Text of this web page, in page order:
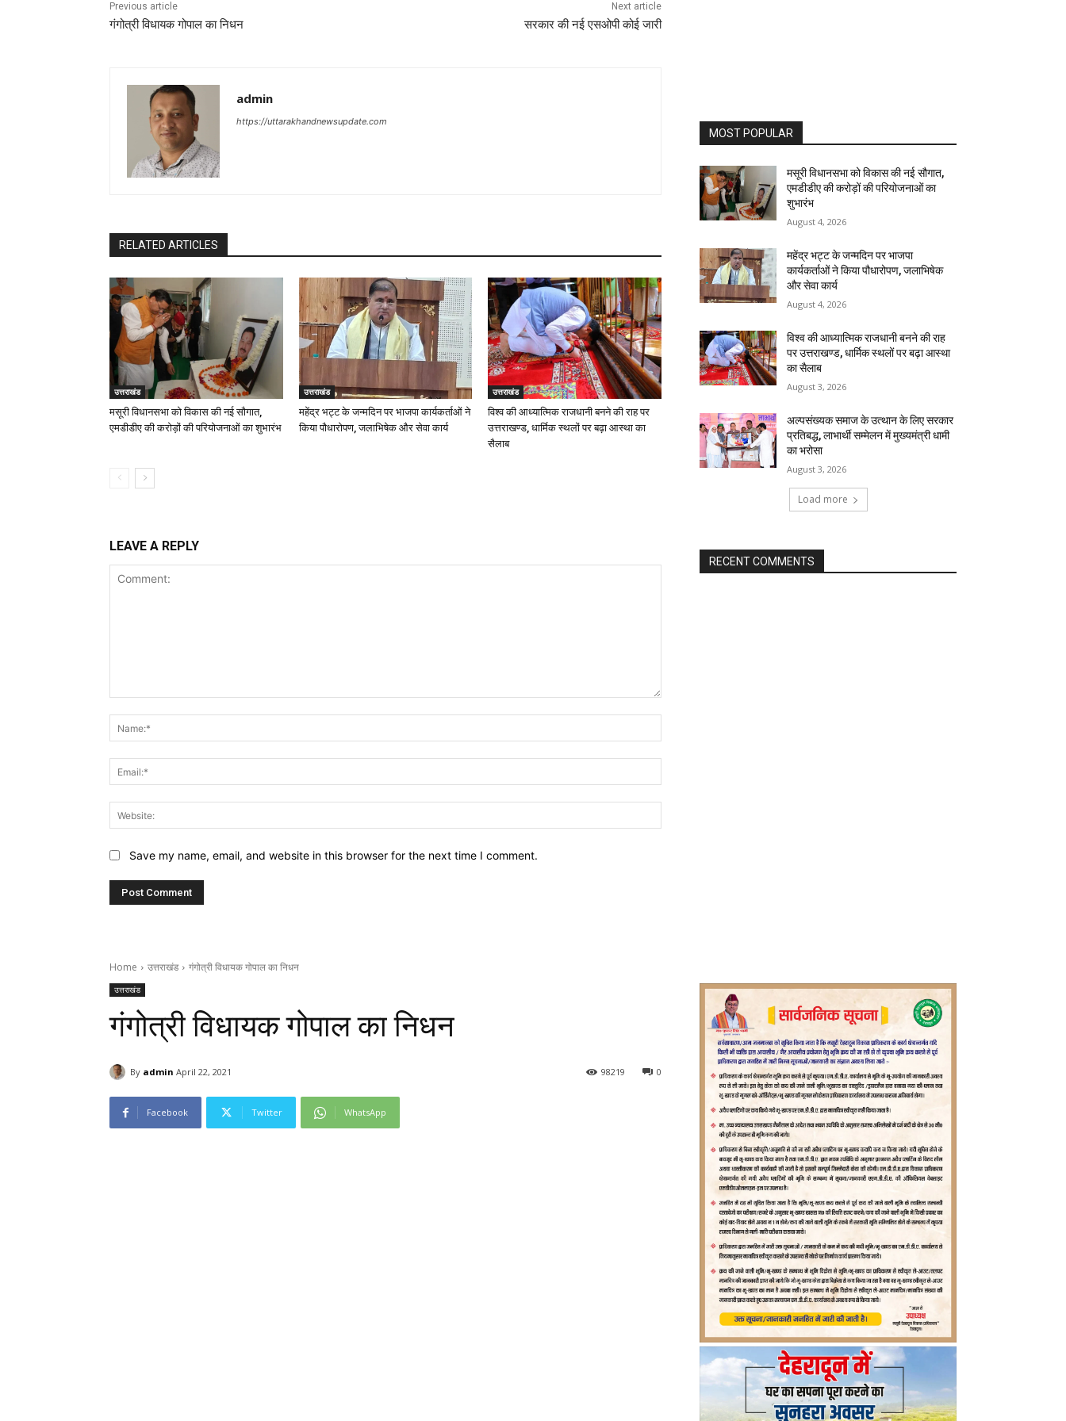
Previous article
गंगोत्री विधायक गोपाल का निधन
Next article
सरकार की नई एसओपी कोई जारी
admin
https://uttarakhandnewsupdate.com
RELATED ARTICLES
उत्तराखंड
मसूरी विधानसभा को विकास की नई सौगात,
एमडीडीए की करोड़ों की परियोजनाओं का शुभारंभ
उत्तराखंड
महेंद्र भट्ट के जन्मदिन पर भाजपा कार्यकर्ताओं ने
किया पौधारोपण, जलाभिषेक और सेवा कार्य
उत्तराखंड
विश्व की आध्यात्मिक राजधानी बनने की राह पर
उत्तराखण्ड, धार्मिक स्थलों पर बढ़ा आस्था का
सैलाब
LEAVE A REPLY
Save my name, email, and website in this browser for the next time I comment.
MOST POPULAR
मसूरी विधानसभा को विकास की नई सौगात,
एमडीडीए की करोड़ों की परियोजनाओं का
शुभारंभ
August 4, 2026
महेंद्र भट्ट के जन्मदिन पर भाजपा
कार्यकर्ताओं ने किया पौधारोपण, जलाभिषेक
और सेवा कार्य
August 4, 2026
विश्व की आध्यात्मिक राजधानी बनने की राह
पर उत्तराखण्ड, धार्मिक स्थलों पर बढ़ा आस्था
का सैलाब
August 3, 2026
अल्पसंख्यक समाज के उत्थान के लिए सरकार
प्रतिबद्ध, लाभार्थी सम्मेलन में मुख्यमंत्री धामी
का भरोसा
August 3, 2026
Load more
RECENT COMMENTS